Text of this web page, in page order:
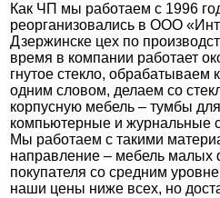
Как ЧП мы работаем с 1996
реорганизовались в ООО
Дзержинске цех по
время в компании работает
гнутое стекло, обрабатываем
одним словом, делаем со
корпусную мебель – тумбы
компьютерные и журнальные
Мы работаем с такими
направление – мебель
покупателя со средним
наши цены ниже всех, но